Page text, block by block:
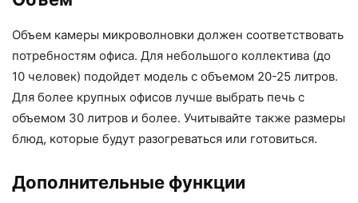
Объем камеры микроволновки должен соответствовать
потребностям офиса. Для небольшого коллектива (до
10 человек) подойдет модель с объемом 20-25 литров.
Для более крупных офисов лучше выбрать печь с
объемом 30 литров и более. Учитывайте также размеры
блюд, которые будут разогреваться или готовиться.
Дополнительные функции